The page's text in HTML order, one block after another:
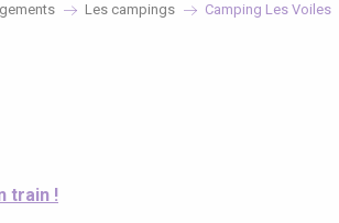
Les campings Camping Les Voiles
train !